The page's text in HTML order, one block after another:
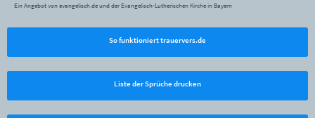
Ein Angebot von evangelisch.de und der Evangelisch-Lutherischen Kirche in Bayern
So funktioniert trauervers.de
Liste der Sprüche drucken